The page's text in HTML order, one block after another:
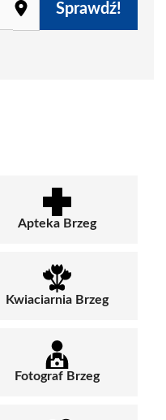
Sprawdź!
Apteka Brzeg
Kwiaciarnia Brzeg
Fotograf Brzeg